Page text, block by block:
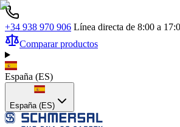
+34 938 970 906 Línea directa de 8:00 a
Comparar productos
España (ES)
España (ES)